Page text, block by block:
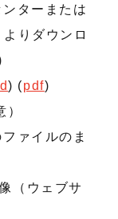
ターまたは
りダウンロ
) (pdf)
ァイルのま
（ウェブサ